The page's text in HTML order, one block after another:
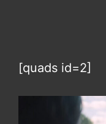
[quads id=2]